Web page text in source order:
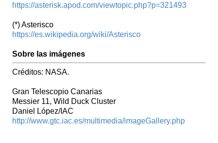
https://asterisk.apod.com/viewtopic.php?p=321493
(*) Asterisco
https://es.wikipedia.org/wiki/Asterisco
Sobre las imágenes
Créditos: NASA.
Gran Telescopio Canarias
Messier 11, Wild Duck Cluster
Daniel López/IAC
http://www.gtc.iac.es/multimedia/imageGallery.php